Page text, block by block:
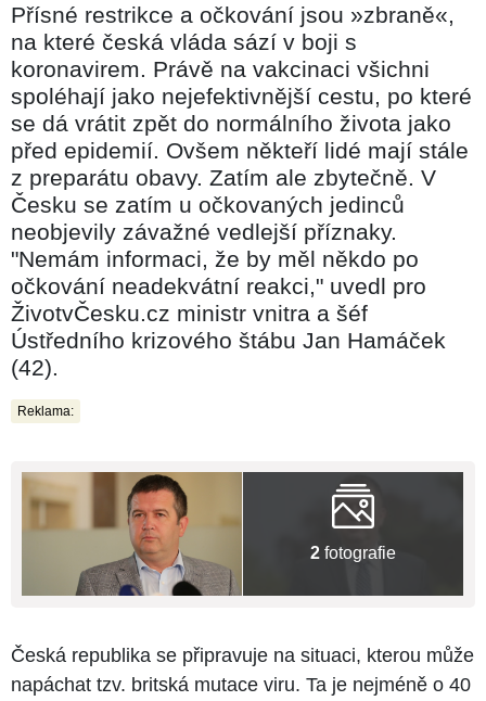
Přísné restrikce a očkování jsou »zbraně«,
na které česká vláda sází v boji s
koronavirem. Právě na vakcinaci všichni
spoléhají jako nejefektivnější cestu, po které
se dá vrátit zpět do normálního života jako
před epidemií. Ovšem někteří lidé mají stále
z preparátu obavy. Zatím ale zbytečně. V
Česku se zatím u očkovaných jedinců
neobjevily závažné vedlejší příznaky.
"Nemám informaci, že by měl někdo po
očkování neadekvátní reakci," uvedl pro
ŽivotvČesku.cz ministr vnitra a šéf
Ústředního krizového štábu Jan Hamáček
(42).
Reklama:
2 fotografie
Česká republika se připravuje na situaci, kterou může
napáchat tzv. britská mutace viru. Ta je nejméně o 40